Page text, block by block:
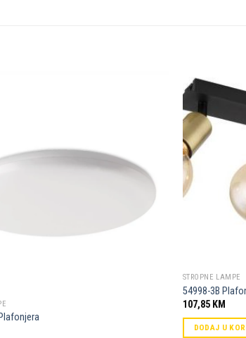
STROPNE LAMPE
54998-3B
107,85 KM
DODAJ U